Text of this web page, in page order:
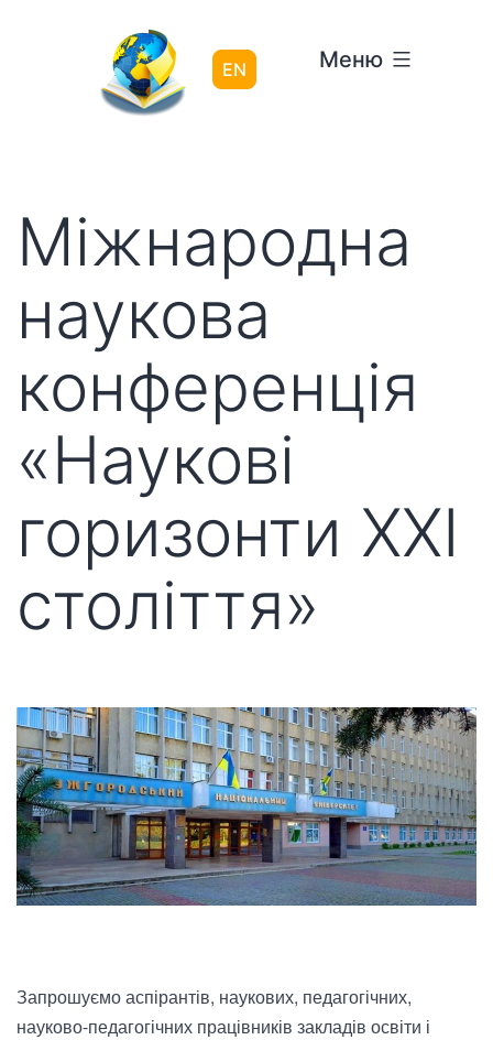
EN Меню
Міжнародна
наукова
конференція
«Наукові
горизонти ХХІ
століття»
Запрошуємо аспірантів, наукових, педагогічних,
науково-педагогічних працівників закладів освіти і